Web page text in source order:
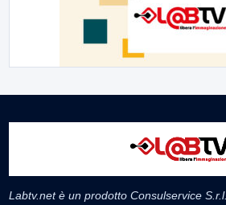
Labtv.net è un prodotto Consulservice S.r.l.